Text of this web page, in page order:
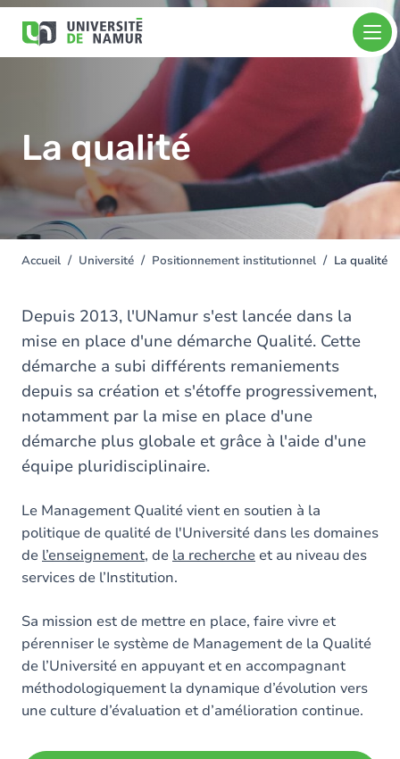
Aller au contenu principal
Aller
contenu
Image
La qualité
You
here
Accueil Université Positionnement institutionnel La qualité
Depuis 2013, l'UNamur s'est lancée dans la
mise en place d'une démarche Qualité. Cette
démarche a subi différents remaniements
depuis sa création et s'étoffe progressivement,
notamment par la mise en place d'une
démarche plus globale et grâce à l'aide d'une
équipe pluridisciplinaire.
Le Management Qualité vient en soutien à la
politique de qualité de l'Université dans les domaines
de l’enseignement, de la recherche et au niveau des
services de l’Institution.
Sa mission est de mettre en place, faire vivre et
pérenniser le système de Management de la Qualité
de l’Université en appuyant et en accompagnant
méthodologiquement la dynamique d’évolution vers
une culture d’évaluation et d’amélioration continue.